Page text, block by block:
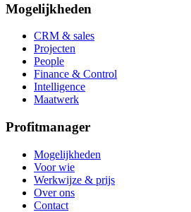
Mogelijkheden
CRM & sales
Projecten
People
Finance & Control
Intelligence
Maatwerk
Profitmanager
Mogelijkheden
Voor wie
Werkwijze & prijs
Over ons
Contact